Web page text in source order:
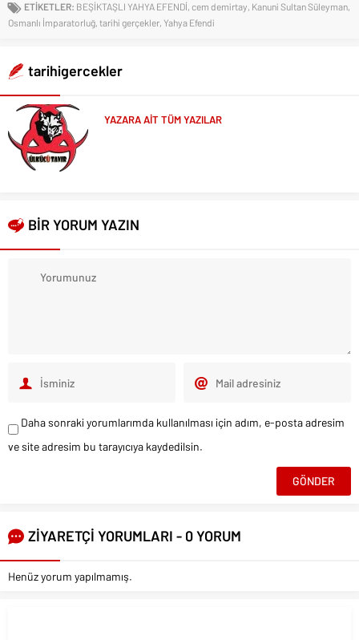
ETİKETLER: BEŞİKTAŞLI YAHYA EFENDİ, cem demirtay, Kanuni Sultan Süleyman,
Osmanlı İmparatorluğ, tarihi gerçekler, Yahya Efendi
tarihigercekler
YAZARA AİT TÜM YAZILAR
BİR YORUM YAZIN
Daha sonraki yorumlarımda kullanılması için adım, e-posta adresim
ve site adresim bu tarayıcıya kaydedilsin.
ZİYARETÇİ YORUMLARI - 0 YORUM
Henüz yorum yapılmamış.